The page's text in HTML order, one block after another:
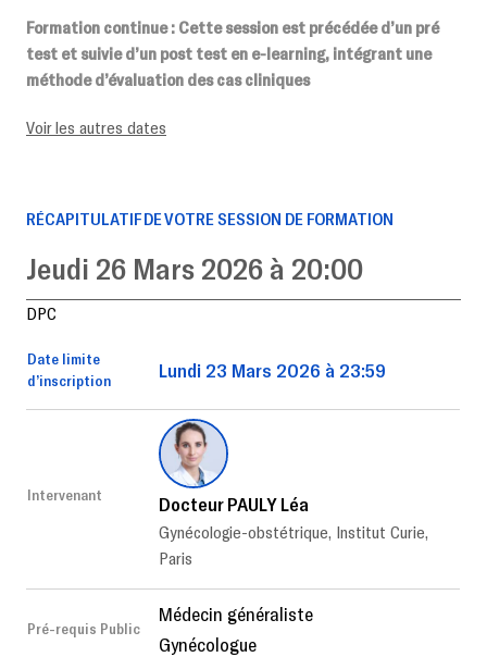
Formation continue: Cette session est précédée d’un pré
test et suivie d’un post test en e-learning, intégrant une
méthode d’évaluation des cas cliniques
Voir les autres dates
RÉCAPITULATIF DE VOTRE SESSION DE FORMATION
Jeudi 26 Mars 2026 à 20:00
DPC
Date limite
d’inscription
Lundi 23 Mars 2026 à 23:59
Intervenant Docteur PAULY Léa
Gynécologie-obstétrique, Institut Curie,
Paris
Pré-requis Public
Médecin généraliste
Gynécologue